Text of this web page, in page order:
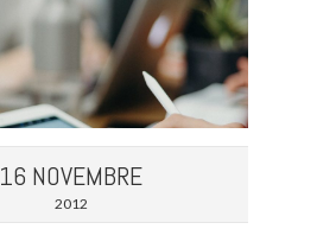
16 NOVEMBRE
2012